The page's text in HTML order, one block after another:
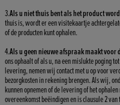
3.Als u niet thuis bent als het product
thuis is, wordt er een visitekaartje
of de producten kunt ophalen.
4.Als u geen nieuwe afspraak maakt voor
ons ophaalt of als u, na een mislukte poging
levering, nemen wij contact met u op voor
bezorgkosten in rekening brengen. Als wij,
kunnen opnemen of de levering of het
overeenkomst beëindigen en is clausule 2 van